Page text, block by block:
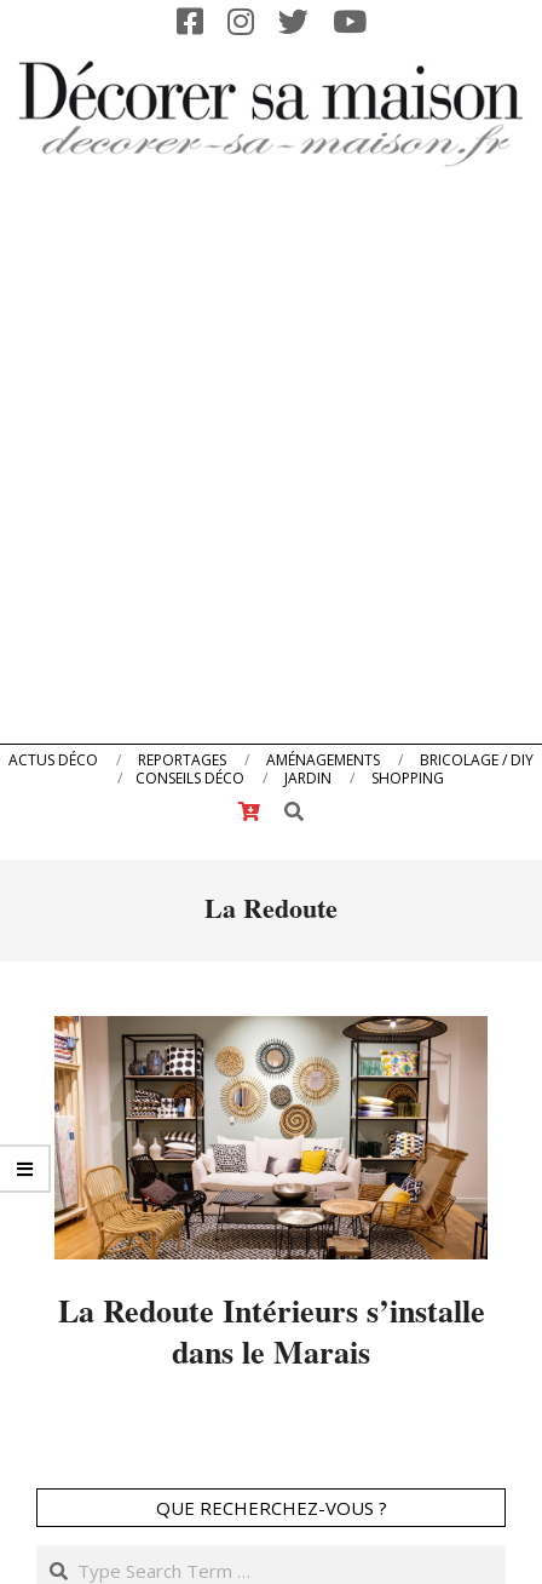
content
Primary
ACTUS DÉCO REPORTAGES AMÉNAGEMENTS
BRICOLAGE / DIY
CONSEILS DÉCO
JARDIN
SHOPPING
Search
La Redoute
La Redoute Intérieurs s’installe
dans le Marais
QUE RECHERCHEZ-VOUS ?
Search